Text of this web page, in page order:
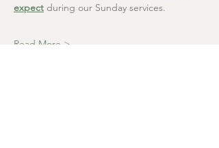
expect during our Sunday services.
Read More >